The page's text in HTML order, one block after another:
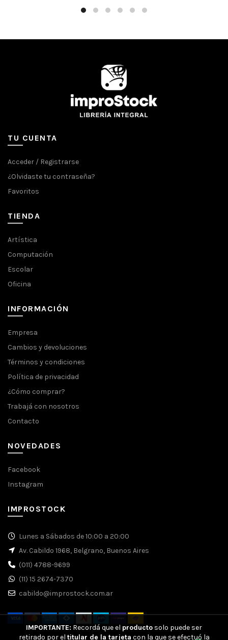
TU CUENTA
Acceder / Registrarse
¿Olvidaste tu contraseña?
Favoritos
TIENDA
Artística
Computación
Escolar
Oficina
INFORMACIÓN
Empresa
Cambios y devoluciones
Términos y condiciones
Política de privacidad
¿Cómo comprar?
Trabajá con nosotros
Contacto
NOVEDADES
Facebook
Instagram
IMPROSTOCK
Lunes a Sábados de 10:00 a 20:00
Av. Cabildo 1968, Belgrano, Buenos Aires
(011) 4788-9699
(11) 15 2674-7370
cabildo@improstock.com.ar
IMPORTANTE: Recordá que el producto solo puede ser
retirado por el titular de la tarjeta con la que se efectuó la